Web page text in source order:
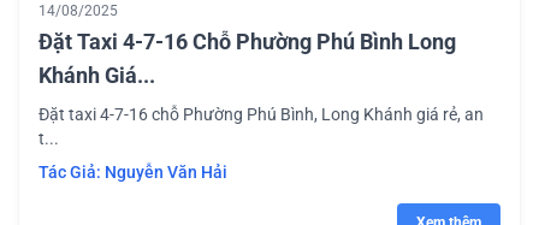
14/08/2025
Đặt Taxi 4-7-16 Chỗ Phường Phú Bình Long
Khánh Giá...
Đặt taxi 4-7-16 chỗ Phường Phú Bình, Long Khánh giá rẻ, an
t...
Tác Giả: Nguyễn Văn Hải